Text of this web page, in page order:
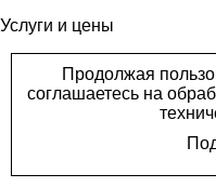
Услуги и цены
Все специалисты
Новости